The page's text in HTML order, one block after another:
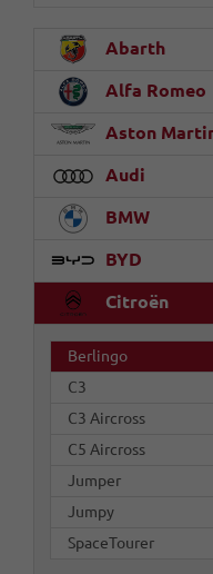
Abarth
Alfa Romeo
Aston
Audi
BMW
BYD
Citroën
Berlingo
C3
C3 Aircross
C5 Aircross
Jumper
Jumpy
SpaceTourer